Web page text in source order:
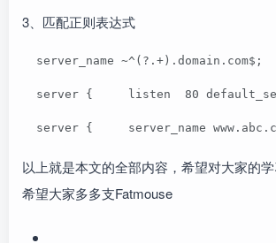
3、匹配正则表达式
  server_name ~^(?.+).domain.com$;
server {     listen  80
server {     server_name
以上就是本文的全部内容，希望对大家的
希望大家多多支Fatmouse